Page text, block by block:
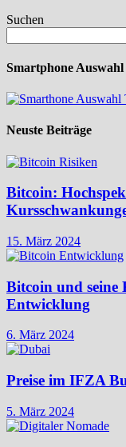
Suchen
Smartphone
Neuste Beiträge
Bitcoin:
15. März 2024
Bitcoin und
Entwicklung
6. März 2024
Preise im IFZA
5. März 2024